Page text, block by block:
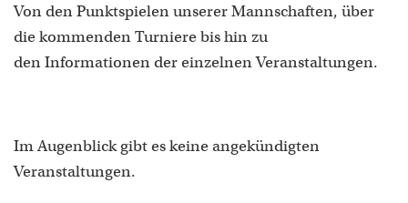
Von den Punktspielen unserer Mannschaften, über
die kommenden Turniere bis hin zu
den Informationen der einzelnen Veranstaltungen.
Im Augenblick gibt es keine angekündigten
Veranstaltungen.